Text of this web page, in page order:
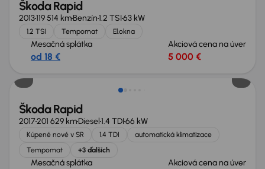
Škoda Rapid
2013119 514 kmBenzín1.2 TSI63 kW
1.2 TSI Tempomat El.okna
Mesačná splátka
od 18 €
Akciová cena na úver
5 000 €
Škoda Rapid
2017201 629 kmDiesel1.4 TDI66 kW
Kúpené nové v SR 1.4 TDI
automatická klimatizace
Tempomat
+3 ďalších
Mesačná splátka Akciová cena na úver